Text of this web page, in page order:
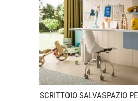
SCRITTOIO SALVASPAZIO